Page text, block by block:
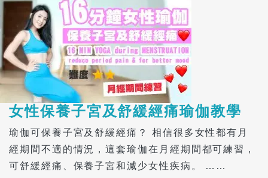
女性保養子宮及舒緩經痛瑜伽教學
經期間不適的情況，這套瑜伽在月經期間都可練習，
可舒緩經痛、保養子宮和減少女性疾病。 ……